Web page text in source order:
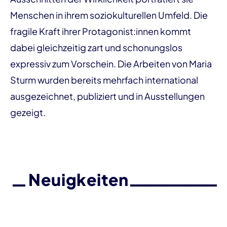
Menschen in ihrem soziokulturellen Umfeld. Die
fragile Kraft ihrer Protagonist:innen kommt
dabei gleichzeitig zart und schonungslos
expressiv zum Vorschein. Die Arbeiten von Maria
Sturm wurden bereits mehrfach international
ausgezeichnet, publiziert und in Ausstellungen
gezeigt.
Neuigkeiten